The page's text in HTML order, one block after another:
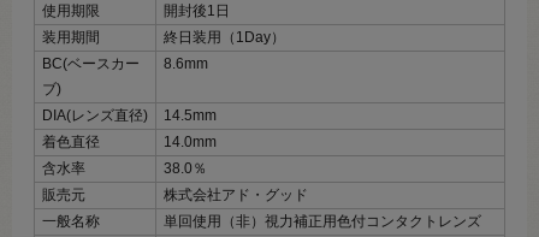
使用期限
開封後1日
装用期間
終日装用（1Day）
BC(ベースカー
ブ)
8.6mm
DIA(レンズ直径)
14.5mm
着色直径
14.0mm
含水率
38.0％
販売元
株式会社アド・グッド
一般名称
単回使用（非）視力補正用色付コンタクトレンズ